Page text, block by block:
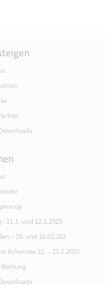
11.1. und 12.1.2025
– 15. und 16.02.202
Achensee 22. – 23.2.2025